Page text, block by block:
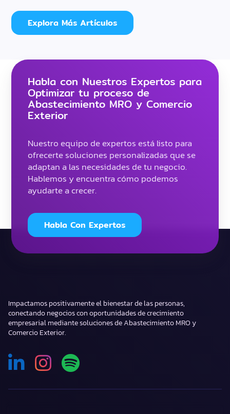
Explora Más Artículos
Habla con Nuestros Expertos para
Optimizar tu proceso de
Abastecimiento MRO y Comercio
Exterior
Nuestro equipo de expertos está listo para
ofrecerte soluciones personalizadas que se
adaptan a las necesidades de tu negocio.
Hablemos y encuentra cómo podemos
ayudarte a crecer.
Habla Con Expertos
Impactamos positivamente el bienestar de las personas,
conectando negocios con oportunidades de crecimiento
empresarial mediante soluciones de Abastecimiento MRO y
Comercio Exterior.